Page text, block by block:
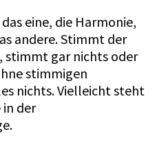
eine, die Harmonie,
andere. Stimmt der
stimmt gar nichts oder
stimmigen
nichts. Vielleicht steht
in der